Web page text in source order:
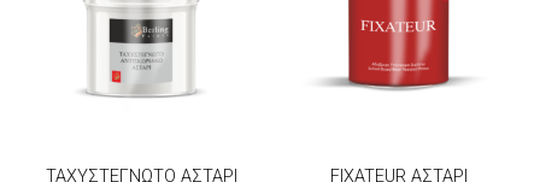
ΤΑΧΥΣΤΕΓΝΩΤΟ ΑΣΤΑΡΙ FIXATEUR ΑΣΤΑΡΙ